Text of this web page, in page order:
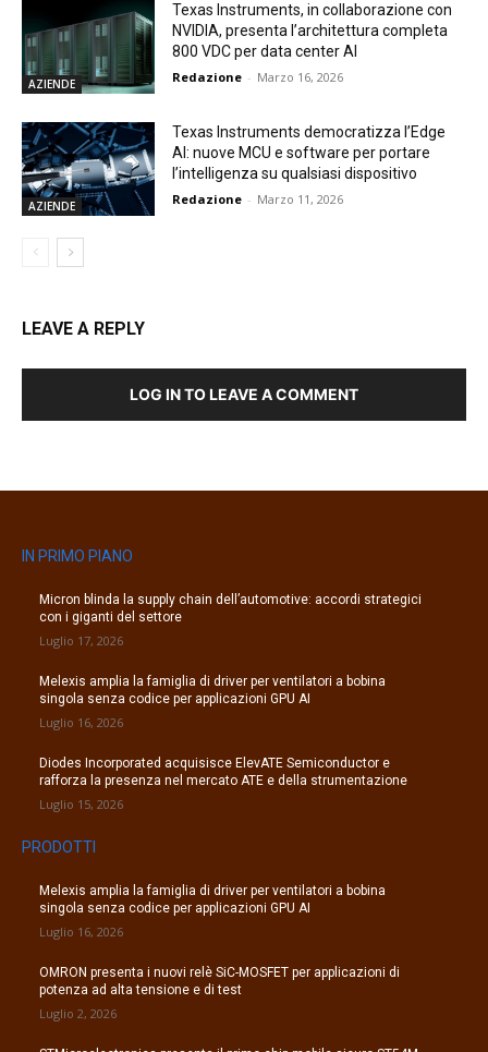
AZIENDE
Texas Instruments, in collaborazione con
NVIDIA, presenta l’architettura completa
800 VDC per data center AI
Redazione - Marzo 16, 2026
AZIENDE
Texas Instruments democratizza l’Edge
AI: nuove MCU e software per portare
l’intelligenza su qualsiasi dispositivo
Redazione - Marzo 11, 2026
LEAVE A REPLY
LOG IN TO LEAVE A COMMENT
IN PRIMO PIANO
Micron blinda la supply chain dell’automotive: accordi strategici
con i giganti del settore
Luglio 17, 2026
Melexis amplia la famiglia di driver per ventilatori a bobina
singola senza codice per applicazioni GPU AI
Luglio 16, 2026
Diodes Incorporated acquisisce ElevATE Semiconductor e
rafforza la presenza nel mercato ATE e della strumentazione
Luglio 15, 2026
PRODOTTI
Melexis amplia la famiglia di driver per ventilatori a bobina
singola senza codice per applicazioni GPU AI
Luglio 16, 2026
OMRON presenta i nuovi relè SiC-MOSFET per applicazioni di
potenza ad alta tensione e di test
Luglio 2, 2026